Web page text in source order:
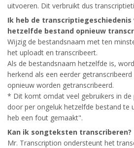
uitvoeren. Dit verbruikt dus
Ik heb de
hetzelfde bestand opnieuw
Wijzig de bestandsnaam met ten
het uploadt en transcribeert.
Als de bestandsnaam hetzelfde is,
herkend als een eerder
opnieuw worden getranscribeerd.
* Dit komt omdat veel gebruikers in de
door per ongeluk hetzelfde bestand te
heb een fout gemaakt".
Kan ik songteksten transcriberen?
Mr. Transcription ondersteunt het